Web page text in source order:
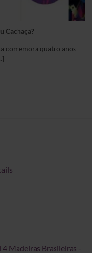
Cachaça?
comemora quatro anos
Madeiras Brasileiras -